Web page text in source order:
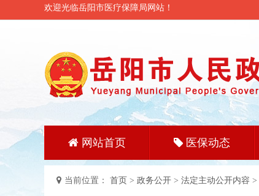
欢迎光临岳阳市医疗保障局网站！
网站首页 医保动态
当前位置： 首页 > 政务公开 > 法定主动公开内容 >